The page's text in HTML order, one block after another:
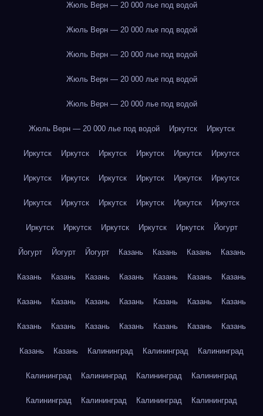
Жюль Верн — 20 000 лье под водой
Жюль Верн — 20 000 лье под водой
Жюль Верн — 20 000 лье под водой
Жюль Верн — 20 000 лье под водой
Жюль Верн — 20 000 лье под водой
Жюль Верн — 20 000 лье под водой Иркутск Иркутск
Иркутск Иркутск Иркутск Иркутск Иркутск Иркутск
Иркутск Иркутск Иркутск Иркутск Иркутск Иркутск
Иркутск Иркутск Иркутск Иркутск Иркутск Иркутск
Иркутск Иркутск Иркутск Иркутск Иркутск Йогурт
Йогурт Йогурт Йогурт Казань Казань Казань Казань
Казань Казань Казань Казань Казань Казань Казань
Казань Казань Казань Казань Казань Казань Казань
Казань Казань Казань Казань Казань Казань Казань
Казань Казань Калининград Калининград Калининград
Калининград Калининград Калининград Калининград
Калининград Калининград Калининград Калининград